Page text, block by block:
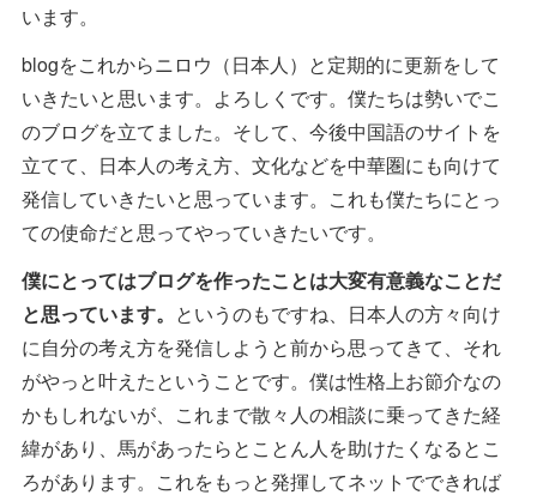
います。
blogをこれからニロウ（日本人）と定期的に更新をして
いきたいと思います。よろしくです。僕たちは勢いでこ
のブログを立てました。そして、今後中国語のサイトを
立てて、日本人の考え方、文化などを中華圏にも向けて
発信していきたいと思っています。これも僕たちにとっ
ての使命だと思ってやっていきたいです。
僕にとってはブログを作ったことは大変有意義なことだ
と思っています。 というのもですね、日本人の方々向け
に自分の考え方を発信しようと前から思ってきて、それ
がやっと叶えたということです。僕は性格上お節介なの
かもしれないが、これまで散々人の相談に乗ってきた経
緯があり、馬があったらとことん人を助けたくなるとこ
ろがあります。これをもっと発揮してネットでできれば